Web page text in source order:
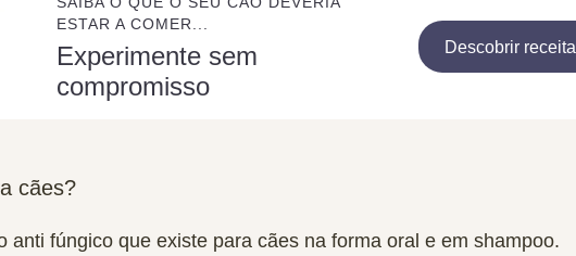
ESTAR A COMER...
Experimente sem
compromisso
Descobrir receita
cães?
anti fúngico que existe para cães na forma oral e em shampoo.